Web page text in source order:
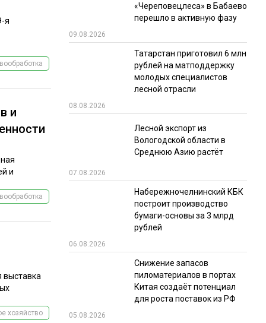
я
и
и
выставка
хозяйство
«Череповецлеса» в Бабаево
перешло в активную фазу
09.08.2026
Татарстан приготовил 6 млн
рублей на матподдержку
молодых специалистов
лесной отрасли
08.08.2026
Лесной экспорт из
Вологодской области в
Среднюю Азию растёт
07.08.2026
Набережночелнинский КБК
построит производство
бумаги-основы за 3 млрд
рублей
06.08.2026
Снижение запасов
пиломатериалов в портах
Китая создаёт потенциал
для роста поставок из РФ
05.08.2026